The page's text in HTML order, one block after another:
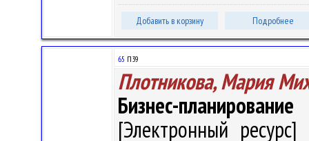
Добавить в корзину Подробнее
65 П39
Плотникова, Мария
Бизнес-планирование
[Электронный